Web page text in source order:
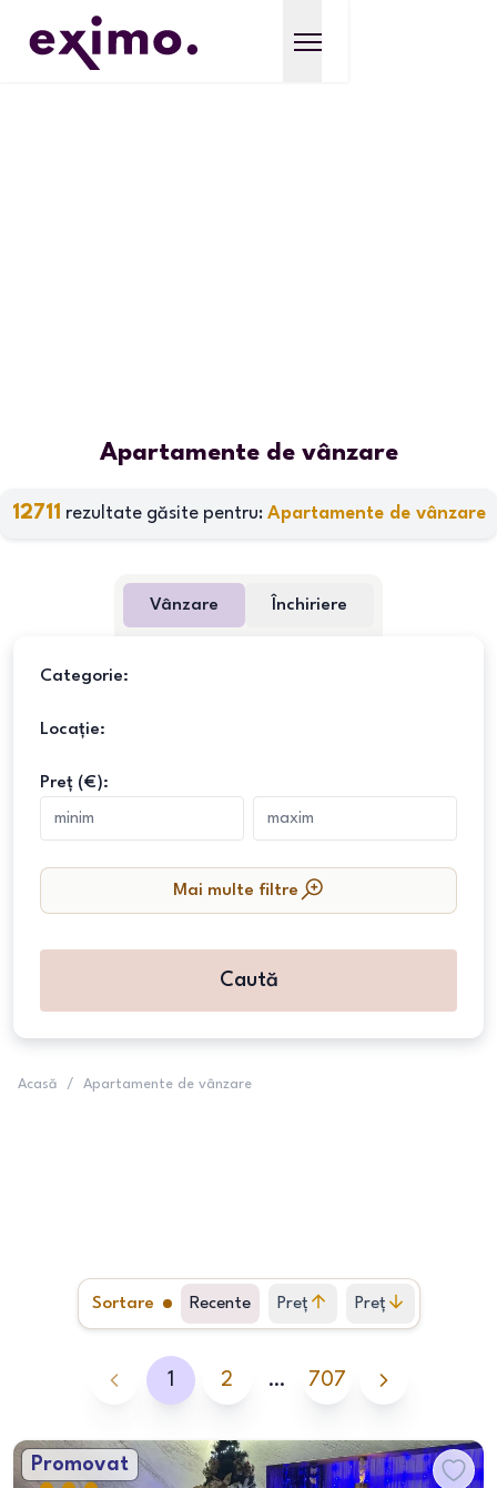
Apartamente de vânzare
12711 rezultate găsite pentru: Apartamente de vânzare
Vânzare Închiriere
Categorie:
Locație:
Preț (€):
Mai multe filtre
Caută
Acasă / Apartamente de vânzare
Sortare Recente Preț
crescător
Preț
descrescător
1 2 … 707
Promovat